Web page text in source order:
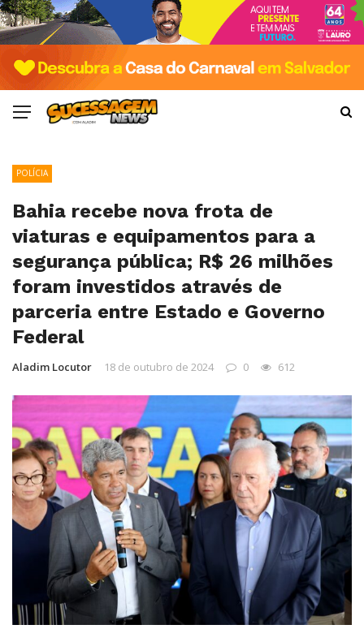
POLÍCIA
Bahia recebe nova frota de
viaturas e equipamentos para a
segurança pública; R$ 26 milhões
foram investidos através de
parceria entre Estado e Governo
Federal
Aladim Locutor 18 de outubro de 2024 0 612